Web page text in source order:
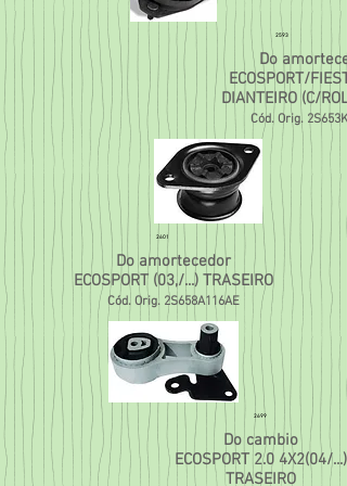
2593
Do
ECOSPORT/
DIANTEIRO (C/
Cód. Orig.
2601
Do amortecedor
ECOSPORT (03,/...) TRASEIRO
Cód. Orig. 2S658A116AE
2699
Do cambio
ECOSPORT 2.0 4X2(04/...)
TRASEIRO